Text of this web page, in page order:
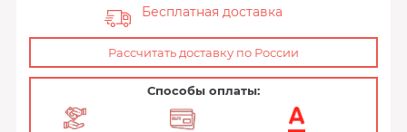
Бесплатная доставка
Рассчитать доставку по России
Способы оплаты: